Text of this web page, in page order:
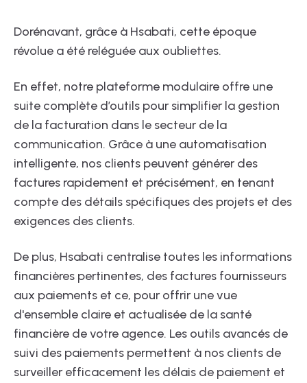
Dorénavant, grâce à Hsabati, cette époque
révolue a été reléguée aux oubliettes.
En effet, notre plateforme modulaire offre une
suite complète d’outils pour simplifier la gestion
de la facturation dans le secteur de la
communication. Grâce à une automatisation
intelligente, nos clients peuvent générer des
factures rapidement et précisément, en tenant
compte des détails spécifiques des projets et des
exigences des clients.
De plus, Hsabati centralise toutes les informations
financières pertinentes, des factures fournisseurs
aux paiements et ce, pour offrir une vue
d'ensemble claire et actualisée de la santé
financière de votre agence. Les outils avancés de
suivi des paiements permettent à nos clients de
surveiller efficacement les délais de paiement et